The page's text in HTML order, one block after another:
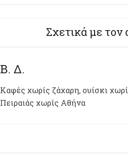
Σχετικά με τον
Β. Δ.
Kαφές χωρίς ζάχαρη, ουίσκι
Πειραιάς χωρίς Αθήνα